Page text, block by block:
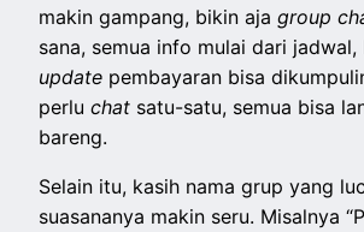
makin gampang, bikin ajagroup
sana, semua info mulai dari jadwal,
update pembayaran bisa
perluchat satu-satu, semua bisa
bareng.
Selain itu, kasih nama grup yang
suasananya makin seru. Misalnya